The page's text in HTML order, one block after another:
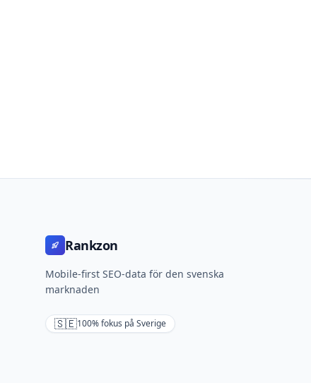
Rankzon
Mobile-first SEO-data för den svenska
marknaden
🇸🇪100% fokus på Sverige